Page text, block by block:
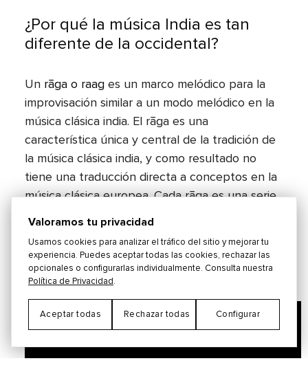
¿Por qué la música India es tan
diferente de la occidental?
Un rāga o raag es un marco melódico para la
improvisación similar a un modo melódico en la
música clásica india. El rāga es una
característica única y central de la tradición de
la música clásica india, y como resultado no
tiene una traducción directa a conceptos en la
música clásica europea. Cada rāga es una serie
como una capacidad para "colorear la mente" y
afectar las emociones del público.
Valoramos tu privacidad
Usamos cookies para analizar el tráfico del sitio y mejorar tu
experiencia. Puedes aceptar todas las cookies, rechazar las
opcionales o configurarlas individualmente. Consulta nuestra
Política de Privacidad .
Aceptar todas Rechazar todas Configurar